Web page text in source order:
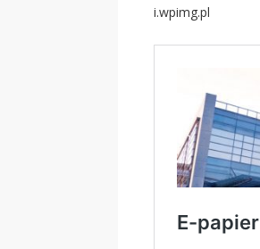
i.wpimg.pl